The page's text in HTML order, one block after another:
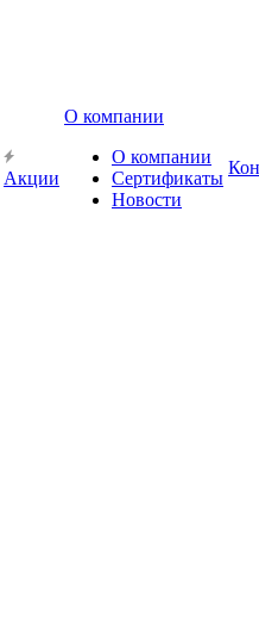
Акции
О компании
О компании
Сертификаты
Новости